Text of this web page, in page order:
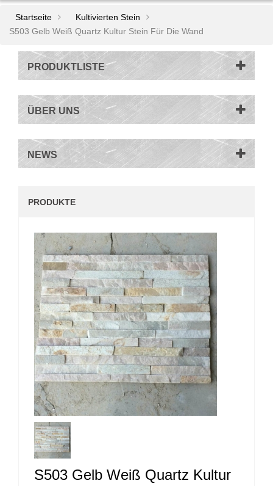
Startseite
Kultivierten Stein
S503 Gelb Weiß Quartz Kultur Stein Für Die Wand
PRODUKTLISTE
ÜBER UNS
NEWS
PRODUKTE
S503 Gelb Weiß Quartz Kultur